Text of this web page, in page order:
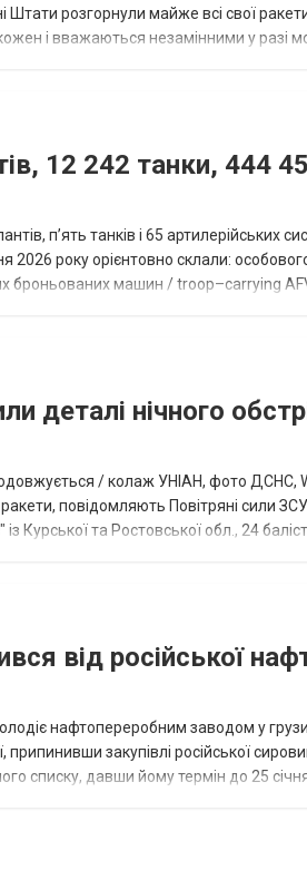
розгорнули майже всі свої
і вважаються незамінними у разі
12 242 танки, 444
пʼять танків і 65 артилерійських
2026 року орієнтовно склали:
броньованих машин / troop–carrying
деталі нічного
/ колаж УНІАН, фото ДСНС,
повідомляють Повітряні сили
Курської та Ростовської обл., 24
від російської
нафтопереробним заводом у
припинивши закупівлі російської
списку, давши йому термін до 25